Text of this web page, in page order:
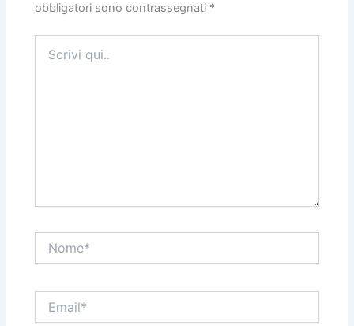
obbligatori sono contrassegnati *
qui..